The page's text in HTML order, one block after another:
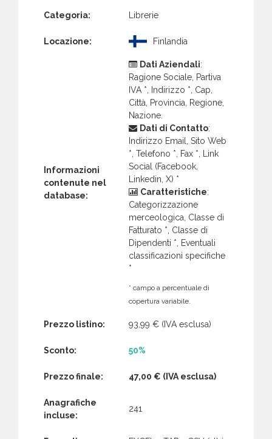
Categoria: Librerie
Locazione: Finlandia
Informazioni
contenute nel
database:
Dati Aziendali:
Ragione Sociale, Partiva
IVA *, Indirizzo *, Cap,
Città, Provincia, Regione,
Nazione.
Dati di Contatto:
Indirizzo Email, Sito Web
*, Telefono *, Fax *, Link
Social (Facebook,
Linkedin, X) *
Caratteristiche:
Categorizzazione
merceologica, Classe di
Fatturato *, Classe di
Dipendenti *, Eventuali
classificazioni specifiche
*
* campo a percentuale di
copertura variabile.
Prezzo listino: 93,99 € (IVA esclusa)
Sconto: 50%
Prezzo finale: 47,00 € (IVA esclusa)
Anagrafiche
incluse:
241